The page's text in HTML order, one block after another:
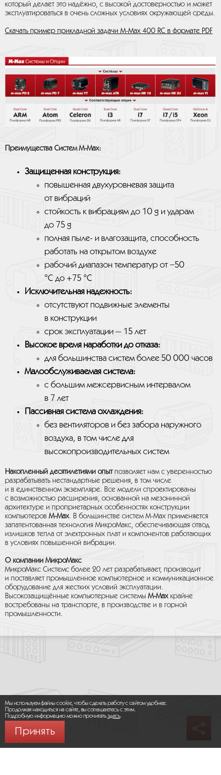
который делает это надёжно, с высокой достоверностью и может
эксплуатироваться в очень сложных условиях окружающей среды.
Скачать пример прикладной задачи M-Max 400 RC в формате PDF
Преимущества Систем M-Max:
Защищенная конструкция:
повышенная двухуровневая защита
от вибраций
стойкость к вибрациям до 10 g и ударам
до 75 g
полная пыле- и влагозащита, способность
работать на открытом воздухе
рабочий диапазон температур от −50
°С до +75 °С
Исключительная надежность:
отсутствуют подвижные элементы
в конструкции
срок эксплуатации — 15 лет
Высокое время наработки до отказа:
для большинства систем более 50 000 часов
Малообслуживаемая система:
с большим межсервисным интервалом
в 7 лет
Пассивная система охлаждения:
без вентиляторов и без забора наружного
воздуха, в том числе для
высокопроизводительных систем
Накопленный десятилетиями опытпозволяет нам с уверенностью
разрабатывать нестандартные решения, в том числе
и в единственном экземпляре. Все модели спроектированы
с возможностью расширения, основанной на мезонинной
архитектуре и проприетарных особенностях конструкции
компьютеров M-Max. В большинстве систем M-Max применяется
запатентованная технология МикроМакс, обеспечивающая отвод
излишков тепла от электронных плат и компонентов работающих
в условиях повышенной вибрации.
О компании МикроМакс
МикроМакс Системс более 20 лет разрабатывает, производит
и поставляет промышленное компьютерное и коммуникационное
оборудование для жестких условий эксплуатации.
Высокозащищённые компьютерные системы M-Maxкрайне
востребованы на транспорте, в производстве и в горной
промышленности.
Мы используем файлы cookie, чтобы сделать работу с сайтом удобнее.
Продолжая находиться на сайте, вы соглашаетесь с этим.
Подробную информацию можно прочитатьздесь.
Принять